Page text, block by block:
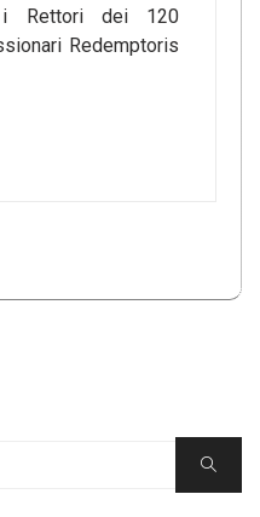
i Rettori dei 120
Redemptoris
Ricerca